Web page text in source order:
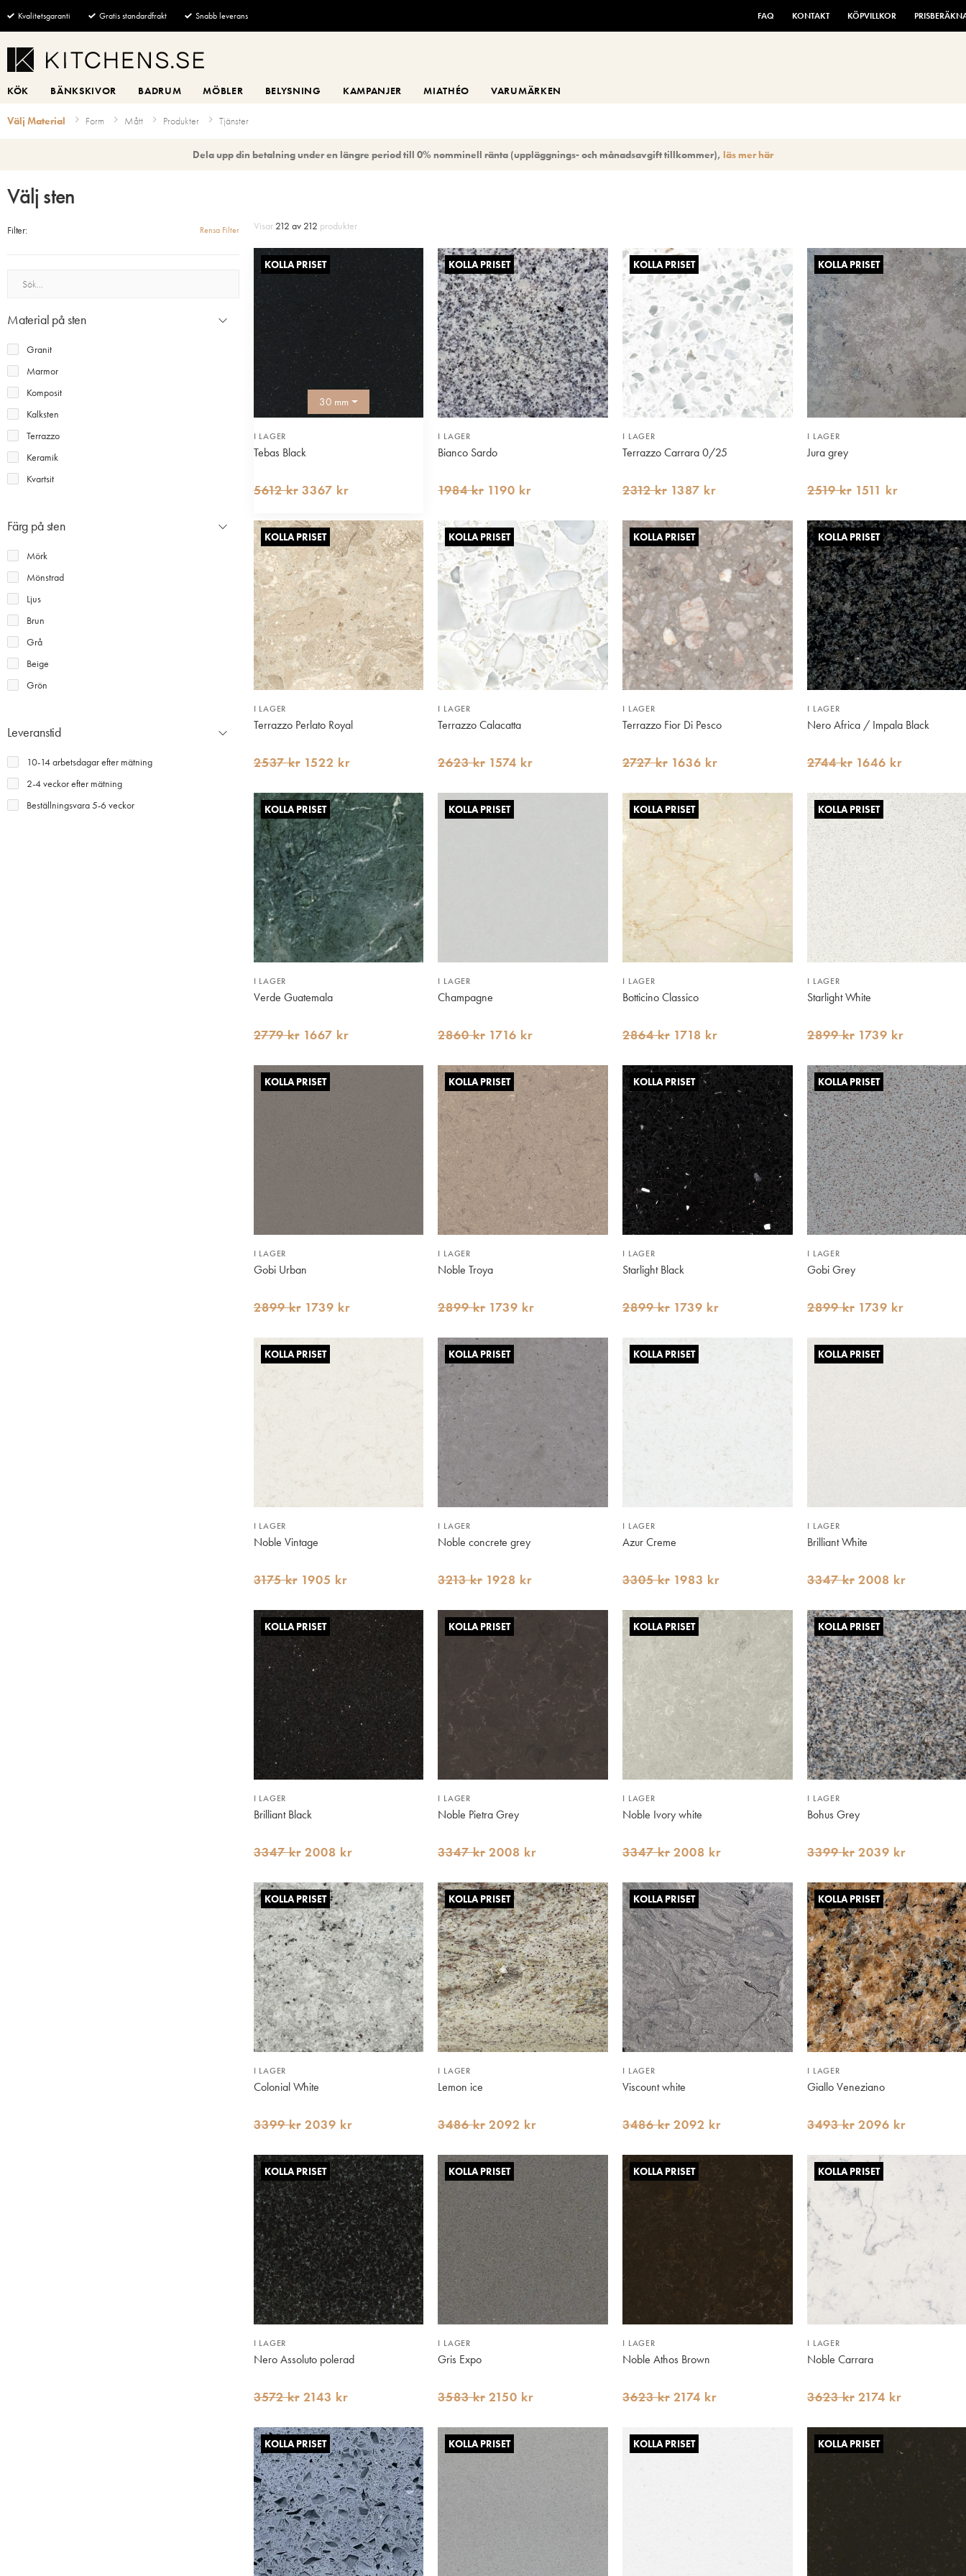
FAQ KONTAKT KÖPVILLKOR
Kvalitetsgaranti Gratis standardfrakt Snabb leverans
KÖK BÄNKSKIVOR BADRUM MÖBLER BELYSNING KAMPANJER MIATHÉO VARUMÄRKEN
Välj Material Form Mått Produkter Tjänster
Dela upp din betalning under en längre period till 0% nomminell ränta (uppläggnings- och månadsavgift tillkommer), läs mer här
Välj sten
Visar 212 av 212 produkter
KOLLA PRISET
30 mm
I LAGER
Tebas Black
5612 kr 3367 kr
KOLLA PRISET
I LAGER
Bianco Sardo
1984 kr 1190 kr
KOLLA PRISET
I LAGER
Terrazzo Carrara 0/25
2312 kr 1387 kr
KOLLA PRISET
I LAGER
Jura grey
2519 kr 1511 kr
KOLLA PRISET
I LAGER
Terrazzo Perlato Royal
2537 kr 1522 kr
KOLLA PRISET
I LAGER
Terrazzo Calacatta
2623 kr 1574 kr
KOLLA PRISET
I LAGER
Terrazzo Fior Di Pesco
2727 kr 1636 kr
KOLLA PRISET
I LAGER
Nero Africa / Impala Black
2744 kr 1646 kr
KOLLA PRISET
I LAGER
Verde Guatemala
2779 kr 1667 kr
KOLLA PRISET
I LAGER
Champagne
2860 kr 1716 kr
KOLLA PRISET
I LAGER
Botticino Classico
2864 kr 1718 kr
KOLLA PRISET
I LAGER
Starlight White
2899 kr 1739 kr
KOLLA PRISET
I LAGER
Gobi Urban
2899 kr 1739 kr
KOLLA PRISET
I LAGER
Noble Troya
2899 kr 1739 kr
KOLLA PRISET
I LAGER
Starlight Black
2899 kr 1739 kr
KOLLA PRISET
I LAGER
Gobi Grey
2899 kr 1739 kr
KOLLA PRISET
I LAGER
Noble Vintage
3175 kr 1905 kr
KOLLA PRISET
I LAGER
Noble concrete grey
3213 kr 1928 kr
KOLLA PRISET
I LAGER
Azur Creme
3305 kr 1983 kr
KOLLA PRISET
I LAGER
Brilliant White
3347 kr 2008 kr
KOLLA PRISET
I LAGER
Brilliant Black
3347 kr 2008 kr
KOLLA PRISET
I LAGER
Noble Pietra Grey
3347 kr 2008 kr
KOLLA PRISET
I LAGER
Noble Ivory white
3347 kr 2008 kr
KOLLA PRISET
I LAGER
Bohus Grey
3399 kr 2039 kr
KOLLA PRISET
I LAGER
Colonial White
3399 kr 2039 kr
KOLLA PRISET
I LAGER
Lemon ice
3486 kr 2092 kr
KOLLA PRISET
I LAGER
Viscount white
3486 kr 2092 kr
KOLLA PRISET
I LAGER
Giallo Veneziano
3493 kr 2096 kr
KOLLA PRISET
I LAGER
Nero Assoluto polerad
3572 kr 2143 kr
KOLLA PRISET
I LAGER
Gris Expo
3583 kr 2150 kr
KOLLA PRISET
I LAGER
Noble Athos Brown
3623 kr 2174 kr
KOLLA PRISET
I LAGER
Noble Carrara
3623 kr 2174 kr
KOLLA PRISET KOLLA PRISET KOLLA PRISET KOLLA PRISET
Filter: Rensa Filter
Material på sten
Granit
Marmor
Komposit
Kalksten
Terrazzo
Keramik
Kvartsit
Färg på sten
Mörk
Mönstrad
Ljus
Brun
Grå
Beige
Grön
Leveranstid
10-14 arbetsdagar efter mätning
2-4 veckor efter mätning
Beställningsvara 5-6 veckor